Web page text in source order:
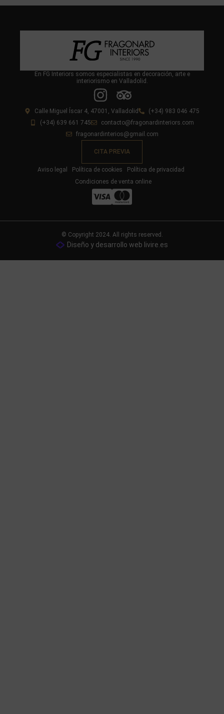
En FG Interiors somos especialistas en decoración, arte e
interiorismo en Valladolid.
Calle Miguel Íscar 4, 47001, Valladolid
(+34) 983 046 475
(+34) 639 661 745
contacto@fragonardinteriors.com
fragonardinterios@gmail.com
CITA PREVIA
Aviso legal Política de cookies
Política de privacidad
Condiciones de venta online
© Copyright 2024. All rights reserved.
Diseño y desarrollo web livire.es